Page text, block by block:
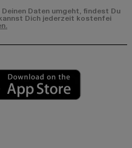
Daten umgeht, findest Du
Dich jederzeit kostenfei
channel: